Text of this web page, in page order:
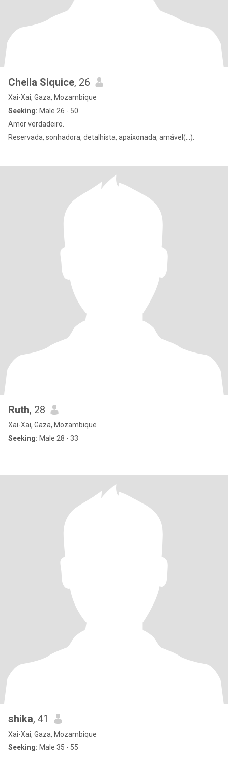
Cheila Siquice, 26
Xai-Xai, Gaza, Mozambique
Seeking: Male 26 - 50
Amor verdadeiro.
Reservada, sonhadora, detalhista, apaixonada, amável(...).
Ruth, 28
Xai-Xai, Gaza, Mozambique
Seeking: Male 28 - 33
shika, 41
Xai-Xai, Gaza, Mozambique
Seeking: Male 35 - 55